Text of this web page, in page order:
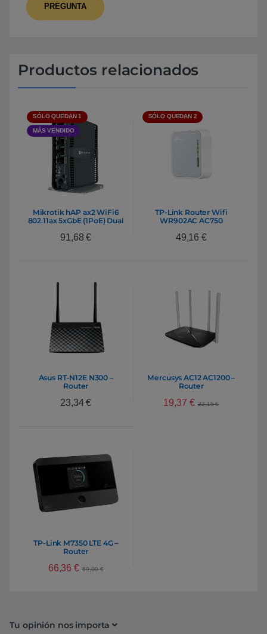
Productos relacionados
SÓLO QUEDAN 1
MÁS VENDIDO
Mikrotik hAP ax2 WiFi6
802.11ax 5xGbE (1PoE) Dual
91,68€
SÓLO QUEDAN 2
TP-Link Router Wifi
WR902AC AC750
49,16 €
Asus RT-N12E N300 –
Router
23,34€
Mercusys AC12 AC1200 –
Router
19,37 € 22,15€
TP-Link M7350 LTE 4G –
Router
66,36€ 69,00€
Tu opinión nos importa